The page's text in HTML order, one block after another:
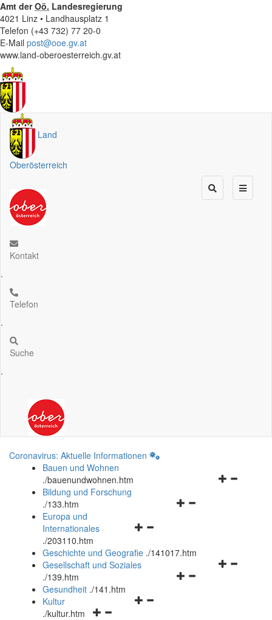
Amt derOö. Landesregierung
4021 Linz • Landhausplatz 1
Telefon (+43 732) 77 20-0
E-Mail post@ooe.gv.at
www.land-oberoesterreich.gv.at
Land
Oberösterreich
Kontakt
.
Telefon
.
Suche
.
Coronavirus: Aktuelle Informationen
Bauen und Wohnen
./bauenundwohnen.htm
Navigationsmenü
Bildung und Forschung
./133.htm
Navigationsmenü
und
schließen
Europa und
Internationales
./203110.htm
Geschichte und Geografie ./141017.htm
Navigationsmenü
Gesellschaft und Soziales
./139.htm
Navigationsmenü
Gesundheit ./141.htm
Navigationsmenü
Kultur
./kultur.htm